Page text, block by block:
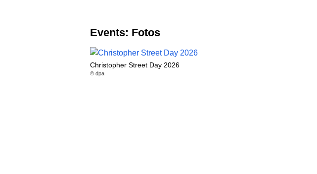
Events: Fotos
Christopher Street Day 2026
© dpa